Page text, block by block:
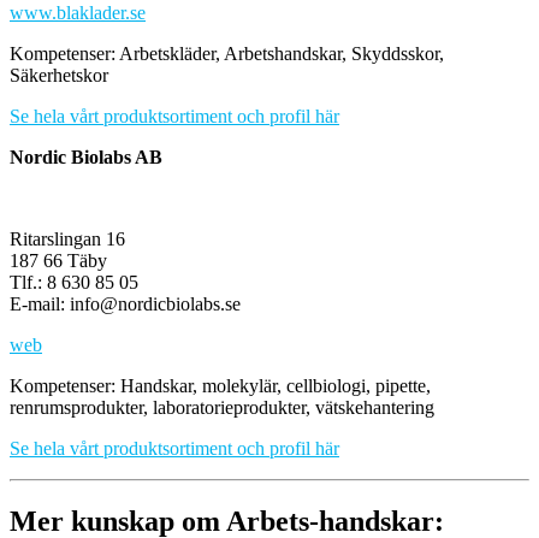
www.blaklader.se
Kompetenser: Arbetskläder, Arbetshandskar, Skyddsskor,
Säkerhetskor
Se hela vårt produktsortiment och profil här
Nordic Biolabs AB
Ritarslingan 16
187 66 Täby
Tlf.: 8 630 85 05
E-mail: info@nordicbiolabs.se
web
Kompetenser: Handskar, molekylär, cellbiologi, pipette,
renrumsprodukter, laboratorieprodukter, vätskehantering
Se hela vårt produktsortiment och profil här
Mer kunskap om Arbets-handskar: